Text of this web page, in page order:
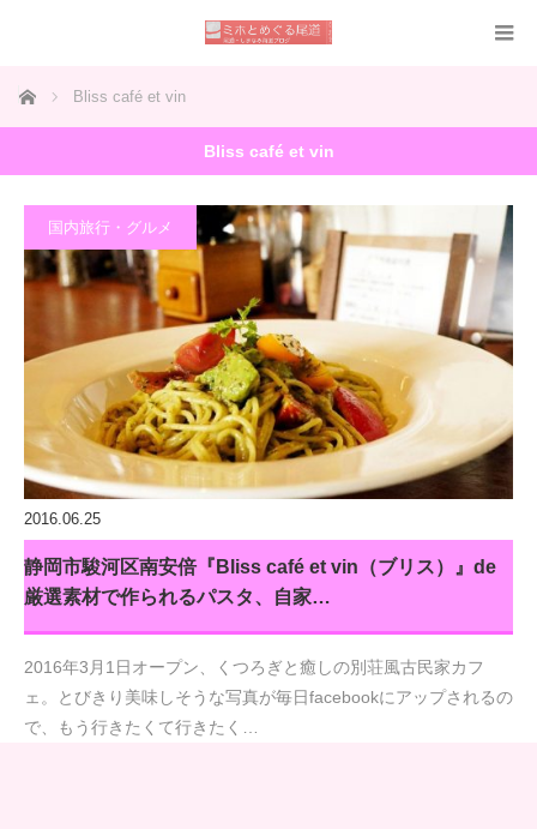
ホーム Bliss café et vin
Bliss café et vin
国内旅行・グルメ
2016.06.25
静岡市駿河区南安倍『Bliss café et vin（ブリス）』de
厳選素材で作られるパスタ、自家…
2016年3月1日オープン、くつろぎと癒しの別荘風古民家カフ
ェ。とびきり美味しそうな写真が毎日facebookにアップされるの
で、もう行きたくて行きたく…